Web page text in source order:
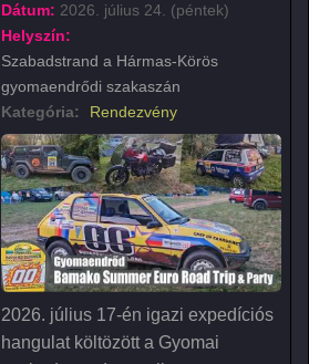
Dátum: 2026. július 24. (péntek)
Helyszín:
Szabadstrand a Hármas-Körös
gyomaendrődi szakaszán
Kategória:
Rendezvény
2026. július 17-én igazi expedíciós
hangulat költözött a Gyomai